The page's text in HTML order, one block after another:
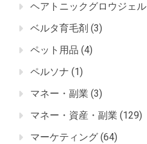
ヘアトニックグロウジェル
ベルタ育毛剤 (3)
ペット用品 (4)
ペルソナ (1)
マネー・副業 (3)
マネー・資産・副業 (129)
マーケティング (64)